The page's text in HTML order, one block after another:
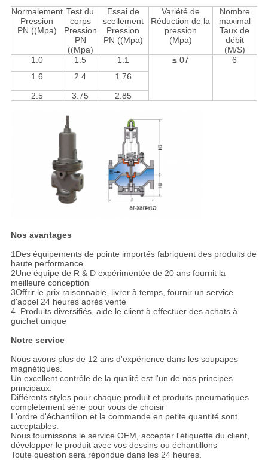
Normalement
Pression
PN ((Mpa)
Test du
corps
Pression
PN
((Mpa)
Essai de
scellement
Pression
PN ((Mpa)
Variété de
Réduction de la
pression
(Mpa)
Nombre
maximal
Taux de
débit
(M/S)
1.0
1.5 1.1 ≤ 07
6
1.6
2.4
1.76
2.5
3.75 2.85
Nos avantages
1Des équipements de pointe importés fabriquent des produits de
haute performance.
2Une équipe de R & D expérimentée de 20 ans fournit la
meilleure conception
3Offrir le prix raisonnable, livrer à temps, fournir un service
d'appel 24 heures après vente
4. Produits diversifiés, aide le client à effectuer des achats à
guichet unique
Notre service
Nous avons plus de 12 ans d'expérience dans les soupapes
magnétiques.
Un excellent contrôle de la qualité est l'un de nos principes
principaux.
Différents styles pour chaque produit et produits pneumatiques
complètement série pour vous de choisir
L'ordre d'échantillon et la commande en petite quantité sont
acceptables.
Nous fournissons le service OEM, accepter l'étiquette du client,
développer le produit avec vos dessins ou échantillons
Toute question sera répondue dans les 24 heures.